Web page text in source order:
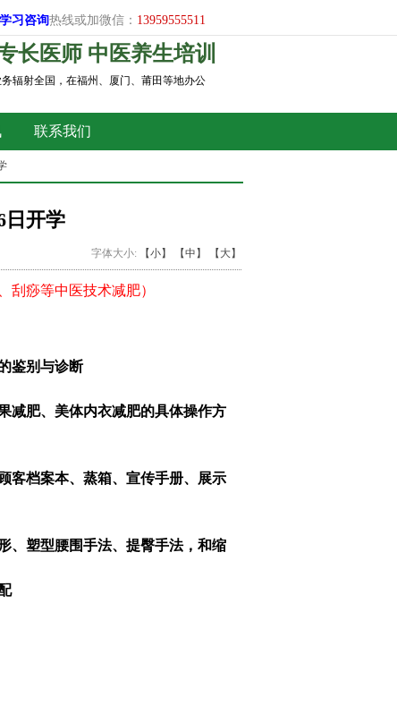
联系我们
学习 咨询热线或加微信： 13959555511
长医师 中医养生培训
辐射全国，在福州、厦门、莆田等地办公
日开学
字体大小: 【小】 【中】 【大】
刮痧等中医技术减肥）
鉴别与诊断
减肥、美体内衣减肥的具体操作方
客档案本、蒸箱、宣传手册、展示
、塑型腰围手法、提臀手法，和缩